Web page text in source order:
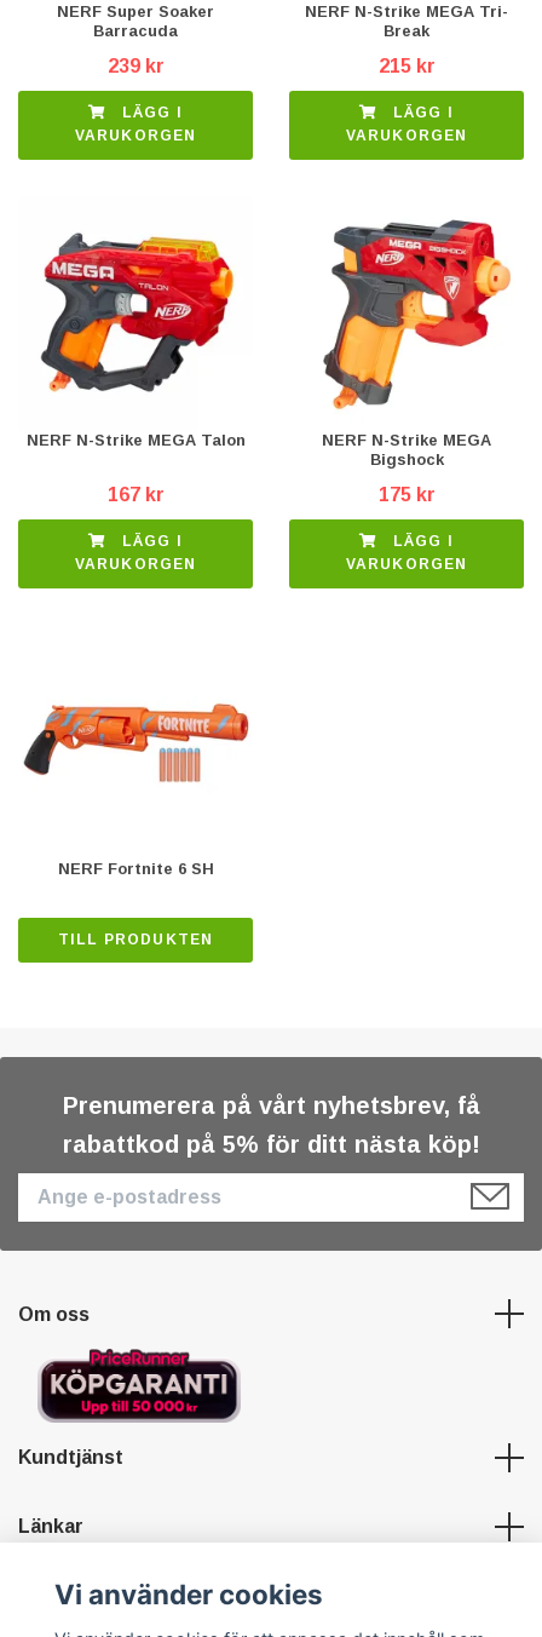
NERF Super Soaker
Barracuda
239 kr
VARUKORGEN
NERF N-Strike MEGA Tri-
Break
215 kr
VARUKORGEN
NERF N-Strike MEGA Talon
167 kr
VARUKORGEN
NERF N-Strike MEGA
Bigshock
175 kr
VARUKORGEN
NERF Fortnite 6 SH
TILL PRODUKTEN
Prenumerera på vårt nyhetsbrev, få
rabattkod på 5% för ditt nästa köp!
Om oss
Kundtjänst
Länkar
Sociala medier
Vi använder cookies